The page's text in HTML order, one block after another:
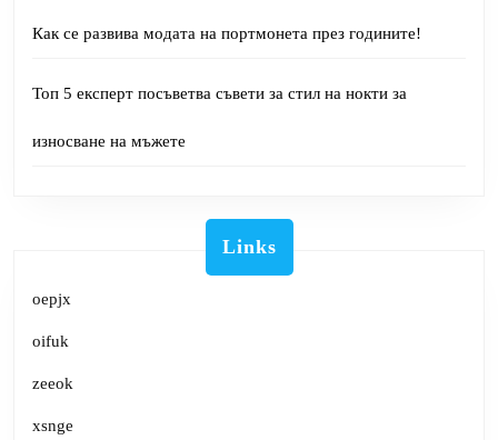
Как се развива модата на портмонета през годините!
Топ 5 експерт посъветва съвети за стил на нокти за
износване на мъжете
Links
oepjx
oifuk
zeeok
xsnge